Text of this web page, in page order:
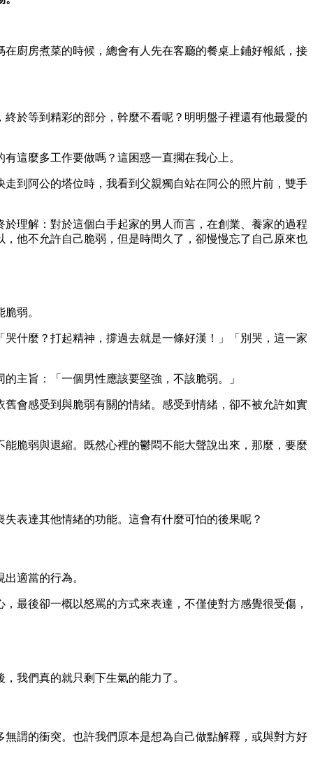
廚房煮菜的時候，總會有人先在客廳的餐桌上鋪好報紙，接
於等到精彩的部分，幹麼不看呢？明明盤子裡還有他最愛的
這麼多工作要做嗎？這困惑一直擱在我心上。
到阿公的塔位時，我看到父親獨自站在阿公的照片前，雙手
理解：對於這個白手起家的男人而言，在創業、養家的過程
他不允許自己脆弱，但是時間久了，卻慢慢忘了自己原來也
弱。
什麼？打起精神，撐過去就是一條好漢！」「別哭，這一家
主旨：「一個男性應該要堅強，不該脆弱。」
會感受到與脆弱有關的情緒。感受到情緒，卻不被允許如實
脆弱與退縮。既然心裡的鬱悶不能大聲說出來，那麼，要麼
表達其他情緒的功能。這會有什麼可怕的後果呢？
適當的行為。
最後卻一概以怒罵的方式來表達，不僅使對方感覺很受傷，
我們真的就只剩下生氣的能力了。
謂的衝突。也許我們原本是想為自己做點解釋，或與對方好